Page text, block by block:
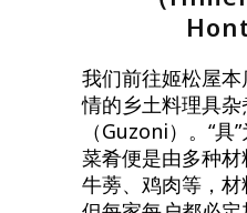
我们前往姬松屋
情的乡土料理具杂
（Guzoni）。“
菜肴便是由多种
牛蒡、鸡肉等，材